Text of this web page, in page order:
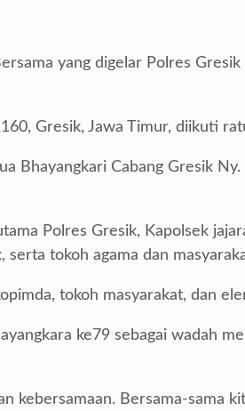
yang digelar Polres
Gresik, Jawa Timur, diikuti
Bhayangkari Cabang Gresik
Polres Gresik, Kapolsek
tokoh agama dan
tokoh masyarakat, dan
ke79 sebagai wadah
Bersama-sama